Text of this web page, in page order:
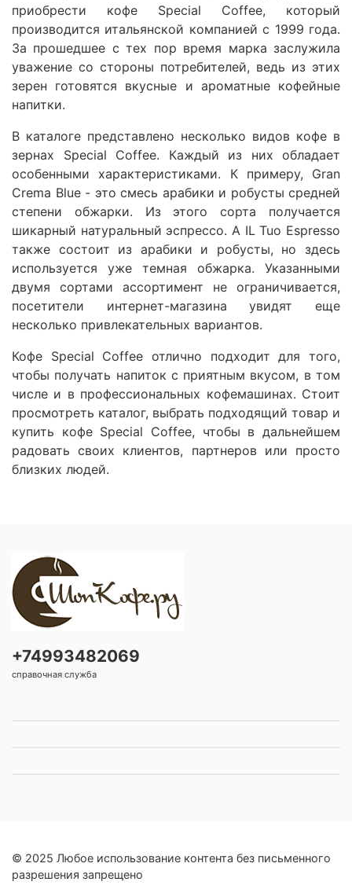
приобрести кофе Special Coffee, который
производится итальянской компанией с 1999 года.
За прошедшее с тех пор время марка заслужила
уважение со стороны потребителей, ведь из этих
зерен готовятся вкусные и ароматные кофейные
напитки.
В каталоге представлено несколько видов кофе в
зернах Special Coffee. Каждый из них обладает
особенными характеристиками. К примеру, Gran
Crema Blue - это смесь арабики и робусты средней
степени обжарки. Из этого сорта получается
шикарный натуральный эспрессо. А IL Tuo Espresso
также состоит из арабики и робусты, но здесь
используется уже темная обжарка. Указанными
двумя сортами ассортимент не ограничивается,
посетители интернет-магазина увидят еще
несколько привлекательных вариантов.
Кофе Special Coffee отлично подходит для того,
чтобы получать напиток с приятным вкусом, в том
числе и в профессиональных кофемашинах. Стоит
просмотреть каталог, выбрать подходящий товар и
купить кофе Special Coffee, чтобы в дальнейшем
радовать своих клиентов, партнеров или просто
близких людей.
+74993482069
справочная служба
© 2025 Любое использование контента без письменного
разрешения запрещено